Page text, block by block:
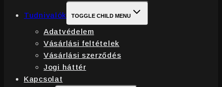
Tudnivalók TOGGLE CHILD MENU
Adatvédelem
Vásárlási feltételek
Vásárlási szerződés
Jogi háttér
Kapcsolat